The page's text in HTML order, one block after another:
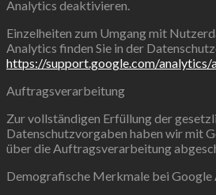
Analytics deaktivieren.
Einzelheiten zum Umgang mit
Analytics finden Sie in der
https://support.google.com/analytics/
Auftragsverarbeitung
Zur vollständigen Erfüllung der
Datenschutzvorgaben haben wir mit
über die Auftragsverarbeitung
Demografische Merkmale bei Google